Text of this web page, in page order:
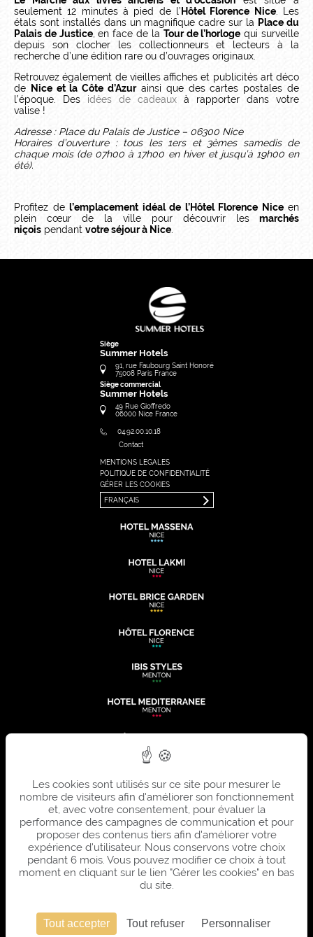
seulement 12 minutes à pied de l’ Hôtel Florence Nice. Les
étals sont installés dans un magnifique cadre sur la Place du
Palais de Justice, en face de la Tour de l’horloge qui surveille
depuis son clocher les collectionneurs et lecteurs à la
recherche d’une édition rare ou d’ouvrages originaux.
Retrouvez également de vieilles affiches et publicités art déco
de Nice et la Côte d’Azurainsi que des cartes postales de
l’époque. Des idées de cadeaux à rapporter dans votre
valise !
Adresse : Place du Palais de Justice – 06300 Nice
Horaires d’ouverture : tous les 1ers et 3èmes samedis de
chaque mois (de 07h00 à 17h00 en hiver et jusqu’à 19h00 en
été).
Profitez de l’emplacement idéal de l’Hôtel Florence Niceen
plein cœur de la ville pour découvrir les marchés
niçois pendant votre séjour à Nice
Siège
Summer Hotels
91, rue Faubourg Saint Honoré
75008 Paris France
Siège commercial
Summer Hotels
49 Rue Gioffredo
06000 Nice France
04.92.00.10.18
Contact
MENTIONS LEGALES
POLITIQUE DE CONFIDENTIALITÉ
GÉRER LES COOKIES
FRANÇAIS
FRANÇAIS
ENGLISH
Les cookies sont utilisés sur ce site pour mesurer le
nombre de visiteurs afin d'améliorer son fonctionnement
et, avec votre consentement, pour évaluer la
performance des campagnes de communication et pour
proposer des contenus tiers afin d'améliorer votre
expérience d'utilisateur. Nous conservons votre choix
pendant 6 mois. Vous pouvez modifier ce choix à tout
moment en cliquant sur le lien "Gérer les cookies" en bas
du site.
Tout accepter Tout refuser Personnaliser